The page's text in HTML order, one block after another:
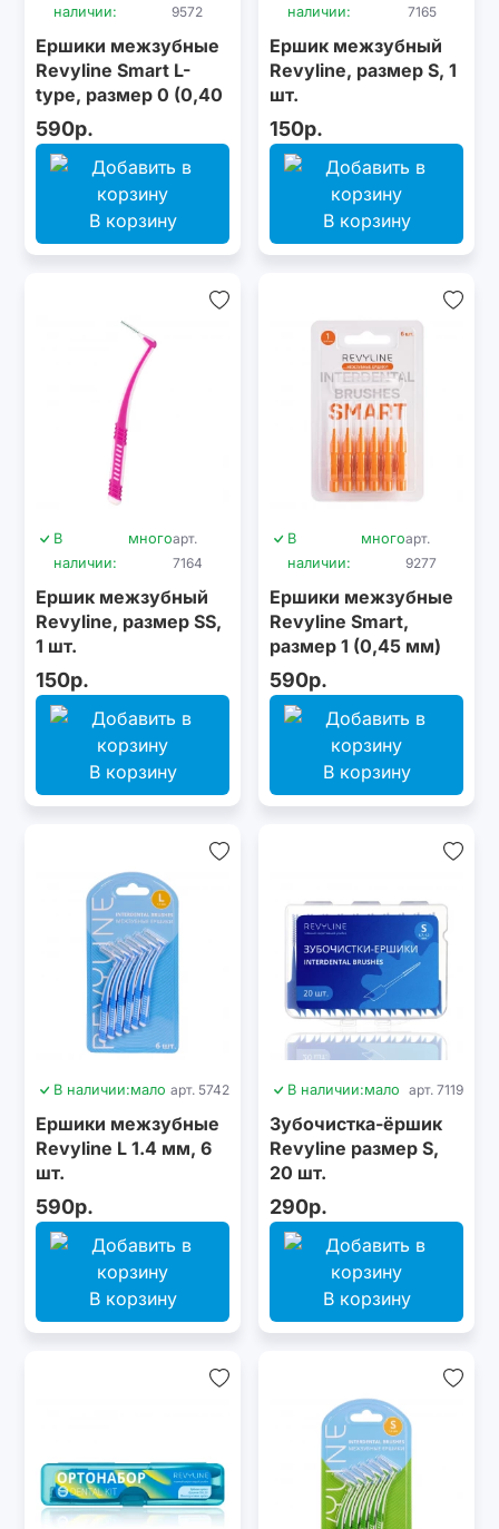
наличии:
9572
Ершики межзубные
Revyline Smart L-
type, размер 0 (0,40
мм) розовые, 6 шт.
590р.
В корзину
наличии:
7165
Ершик межзубный
Revyline, размер S, 1
шт.
150р.
В корзину
В
наличии:
многоарт.
7164
Ершик межзубный
Revyline, размер SS,
1 шт.
150р.
В корзину
В
наличии:
многоарт.
9277
Ершики межзубные
Revyline Smart,
размер 1 (0,45 мм)
оранжевые, 6 шт.
590р.
В корзину
В наличии:мало арт. 5742
Ершики межзубные
Revyline L 1.4 мм, 6
шт.
590р.
В корзину
В наличии:мало арт. 7119
Зубочистка-ёршик
Revyline размер S,
20 шт.
290р.
В корзину